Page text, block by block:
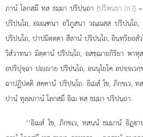
ภานํ โลกสฺมึ ทส ธมฺมา ปริปนฺถา [ปริพนฺธา (ก.)]
ปริปนฺโถ, อมณฺฑนา อวิภูสนา วณฺณสฺส ปริปนฺโถ,
ปริปนฺโถ, ปาปมิตฺตตา สีลานํ ปริปนฺโถ, อินฺทฺริยอสํ
วิสํวาทนา มิตฺตานํ ปริปนฺโถ, อสชฺฌายกิริยา พา
อปริปุจฺฉา ปฺาย ปริปนฺโถ, อนนุโยโค อปจฺจเว
ฉาปฏิปตฺติ สคฺคานํ ปริปนฺโถ. อิเมสํ โข, ภิกฺขเว,
ปานํ ทุลฺลภานํ โลกสฺมึ อิเม ทส ธมฺมา ปริปนฺถา.
‘‘อิเมสํ โข, ภิกฺขเว, ทสนฺนํ ธมฺมานํ อิฏฺ